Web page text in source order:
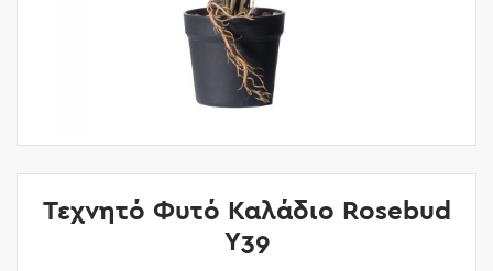
Τεχνητό Φυτό Καλάδιο Rosebud
Υ39